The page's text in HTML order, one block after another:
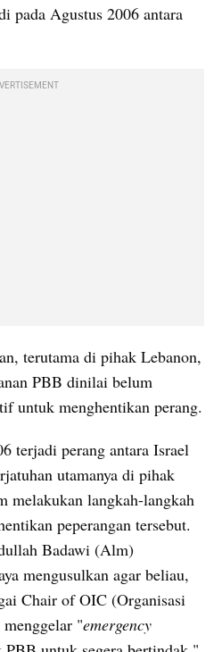
pada Agustus 2006 antara
terutama di pihak Lebanon,
PBB dinilai belum
untuk menghentikan perang.
terjadi perang antara Israel
utamanya di pihak
melakukan langkah-langkah
peperangan tersebut.
Badawi (Alm)
mengusulkan agar beliau,
Chair of OIC (Organisasi
"emergency